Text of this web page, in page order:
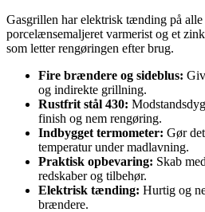
Gasgrillen har elektrisk tænding på
porcelænsemaljeret varmerist og et
som letter rengøringen efter brug.
Fire brændere og sideblus:
og indirekte grillning.
Rustfrit stål 430:
finish og nem rengøring.
Indbygget termometer: Gør
temperatur under madlavning.
Praktisk opbevaring: Skab
redskaber og tilbehør.
Elektrisk tænding: Hurtig og
brændere.